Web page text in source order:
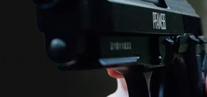
PRODUKTER